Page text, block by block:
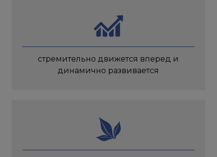
стремительно движется вперед и
динамично развивается